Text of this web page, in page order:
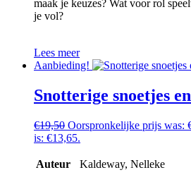
maak je keuzes? Wat voor rol
je vol?
Lees meer
Aanbieding!
Snotterige snoetjes
€19,50 Oorspronkelijke prijs was:
is: €13,65.
Auteur Kaldeway, Nelleke